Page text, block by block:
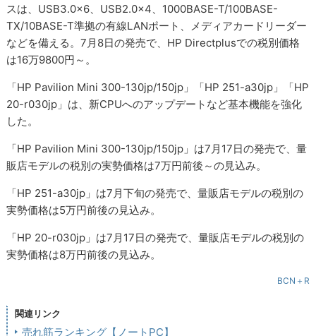
スは、USB3.0×6、USB2.0×4、1000BASE-T/100BASE-
TX/10BASE-T準拠の有線LANポート、メディアカードリーダー
などを備える。7月8日の発売で、HP Directplusでの税別価格
は16万9800円～。
「HP Pavilion Mini 300-130jp/150jp」「HP 251-a30jp」「HP
20-r030jp」は、新CPUへのアップデートなど基本機能を強化
した。
「HP Pavilion Mini 300-130jp/150jp」は7月17日の発売で、量
販店モデルの税別の実勢価格は7万円前後～の見込み。
「HP 251-a30jp」は7月下旬の発売で、量販店モデルの税別の
実勢価格は5万円前後の見込み。
「HP 20-r030jp」は7月17日の発売で、量販店モデルの税別の
実勢価格は8万円前後の見込み。
BCN＋R
関連リンク
売れ筋ランキング【ノートPC】